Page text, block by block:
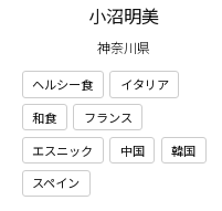
小沼明美
神奈川県
ヘルシー食
イタリア
和食
フランス
エスニック
中国
韓国
スペイン